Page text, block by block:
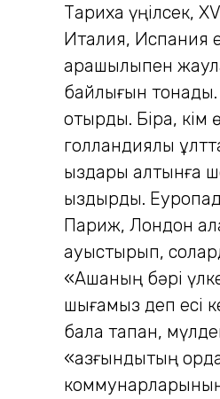
Тарихқа үңілсек,
Италия, Испания
қарақшылықпен
байлығын тонады.
отырды. Бірақ,
голландиялық
қыздары алтынға
қыздырды.
Париж, Лондон
ауыстырып,
«Ақшаның бәрі
шығамыз деп есі
бала тапқан,
«азғындықтың